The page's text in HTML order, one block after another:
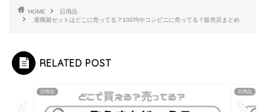
HOME
日用品
退職届セットはどこに売ってる？100均やコンビニに売ってる？販売店まとめ
RELATED POST
日用品 日用品